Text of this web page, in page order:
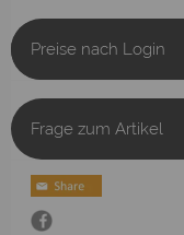
Preise nach Login
Frage zum Artikel